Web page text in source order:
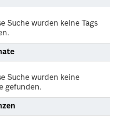
Suche wurden keine Tags
Suche wurden keine
gefunden.